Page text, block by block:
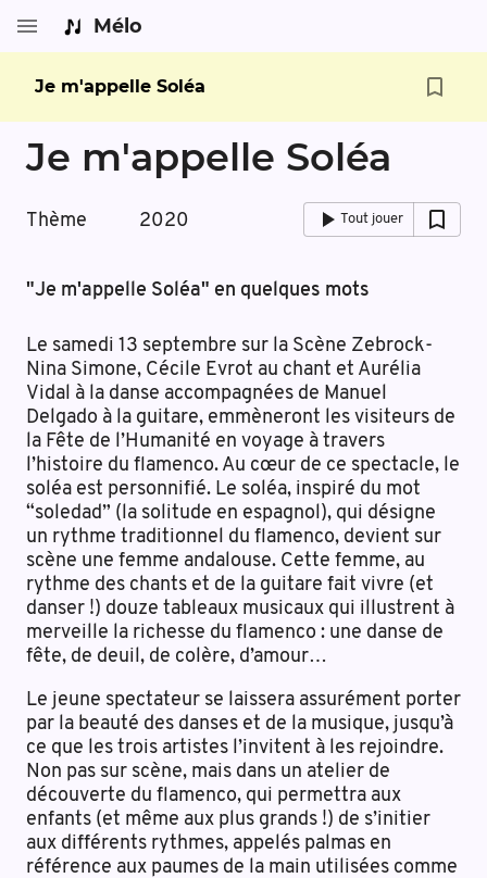
Mélo
Je m'appelle Soléa
Je m'appelle Soléa
Thème 2020 Tout jouer
"Je m'appelle Soléa" en quelques mots
Le samedi 13 septembre sur la Scène Zebrock-
Nina Simone, Cécile Evrot au chant et Aurélia
Vidal à la danse accompagnées de Manuel
Delgado à la guitare, emmèneront les visiteurs de
la Fête de l’Humanité en voyage à travers
l’histoire du flamenco. Au cœur de ce spectacle, le
soléa est personnifié. Le soléa, inspiré du mot
“soledad” (la solitude en espagnol), qui désigne
un rythme traditionnel du flamenco, devient sur
scène une femme andalouse. Cette femme, au
rythme des chants et de la guitare fait vivre (et
danser !) douze tableaux musicaux qui illustrent à
merveille la richesse du flamenco : une danse de
fête, de deuil, de colère, d’amour…
Le jeune spectateur se laissera assurément porter
par la beauté des danses et de la musique, jusqu’à
ce que les trois artistes l’invitent à les rejoindre.
Non pas sur scène, mais dans un atelier de
découverte du flamenco, qui permettra aux
enfants (et même aux plus grands !) de s’initier
aux différents rythmes, appelés palmas en
référence aux paumes de la main utilisées comme